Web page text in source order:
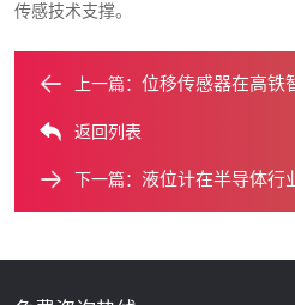
传感技术支撑。
上一篇： 位移传感器在高铁
返回列表
下一篇： 液位计在半导体行